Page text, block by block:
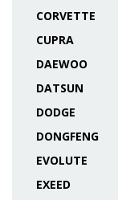
CORVETTE
CUPRA
DAEWOO
DATSUN
DODGE
DONGFENG
EVOLUTE
EXEED